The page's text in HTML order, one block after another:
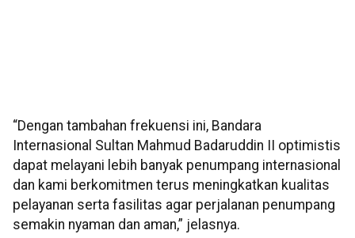
“Dengan tambahan frekuensi ini, Bandara
Internasional Sultan Mahmud Badaruddin II optimistis
dapat melayani lebih banyak penumpang internasional
dan kami berkomitmen terus meningkatkan kualitas
pelayanan serta fasilitas agar perjalanan penumpang
semakin nyaman dan aman,” jelasnya.